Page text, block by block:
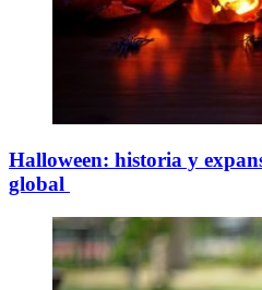
Halloween: historia y
global